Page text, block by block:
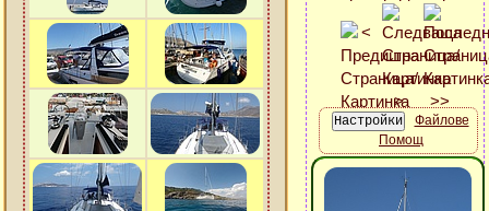
Файлове
Помощ